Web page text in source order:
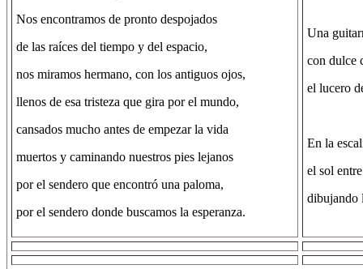
Nos encontramos de pronto despojados
de las raíces del tiempo y del espacio,
nos miramos hermano, con los antiguos ojos,
llenos de esa tristeza que gira por el mundo,
cansados mucho antes de empezar la vida
muertos y caminando nuestros pies lejanos
por el sendero que encontró una paloma,
por el sendero donde buscamos la esperanza.
Una
con dulce
el lucero
En la
el sol
dibujando